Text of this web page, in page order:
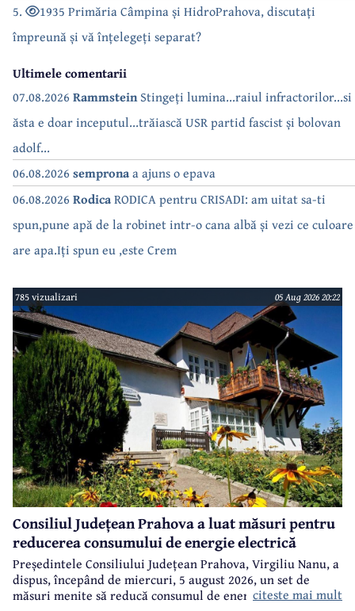
5.
1935 Primăria Câmpina și HidroPrahova, discutați
împreună și vă înțelegeți separat?
Ultimele comentarii
07.08.2026 RammsteinStingeți lumina...raiul infractorilor...si
ăsta e doar inceputul...trăiască USR partid fascist și bolovan
adolf...
06.08.2026 sempronaa ajuns o epava
06.08.2026 RodicaRODICA pentru CRISADI: am uitat sa-ti
spun,pune apă de la robinet intr-o cana albă și vezi ce culoare
are apa.Iți spun eu ,este Crem
785 vizualizari 05 Aug 2026 20:22
Consiliul Județean Prahova a luat măsuri pentru
reducerea consumului de energie electrică
Președintele Consiliului Județean Prahova, Virgiliu Nanu, a
dispus, începând de miercuri, 5 august 2026, un set de
măsuri menite să reducă consumul de energie electrică în
citeste mai mult